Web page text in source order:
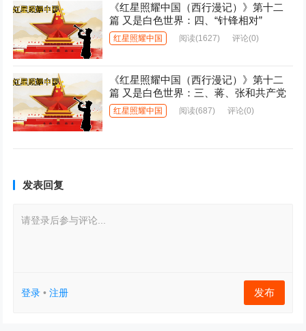
《红星照耀中国（西行漫记）》第十二
篇 又是白色世界：四、“针锋相对”
红星照耀中国 阅读(1627) 评论(0)
《红星照耀中国（西行漫记）》第十二
篇 又是白色世界：三、蒋、张和共产党
红星照耀中国 阅读(687) 评论(0)
发表回复
请登录后参与评论...
登录 •注册 发布